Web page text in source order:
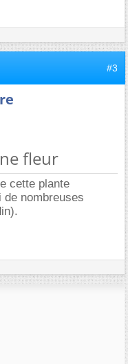
#3
fleur
cette plante
nombreuses